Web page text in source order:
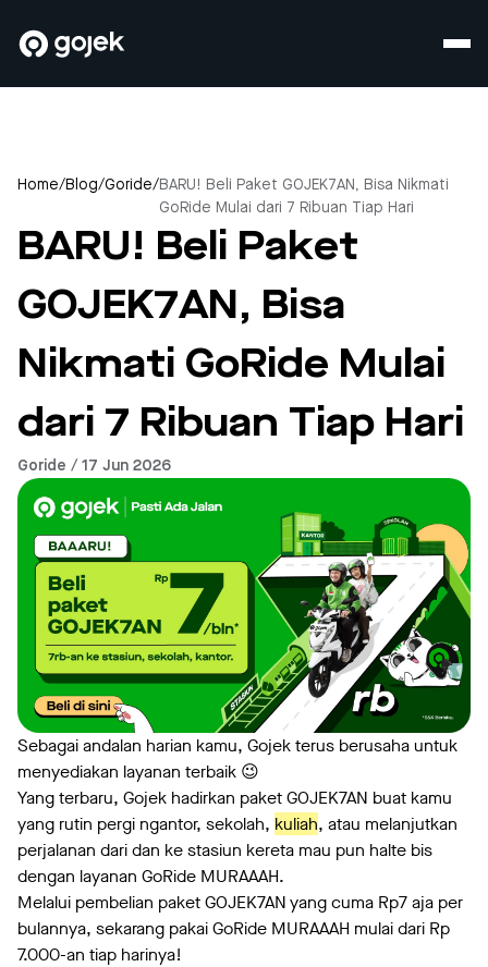
Home/Blog/Goride/BARU! Beli Paket GOJEK7AN, Bisa Nikmati
GoRide Mulai dari 7 Ribuan Tiap Hari
BARU! Beli Paket
GOJEK7AN, Bisa
Nikmati GoRide Mulai
dari 7 Ribuan Tiap Hari
Goride / 17 Jun 2026
Sebagai andalan harian kamu, Gojek terus berusaha untuk
menyediakan layanan terbaik 😉
Yang terbaru, Gojek hadirkan paket GOJEK7AN buat kamu
yang rutin pergi ngantor, sekolah, kuliah, atau melanjutkan
perjalanan dari dan ke stasiun kereta mau pun halte bis
dengan layanan GoRide MURAAAH.
Melalui pembelian paket GOJEK7AN yang cuma Rp7 aja per
bulannya, sekarang pakai GoRide MURAAAH mulai dari Rp
7.000-an tiap harinya!